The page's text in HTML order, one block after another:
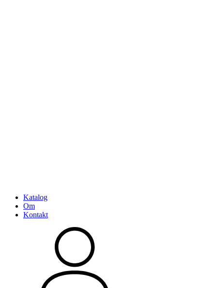
Katalog
Om
Kontakt